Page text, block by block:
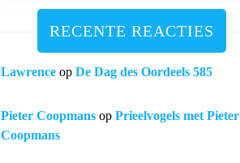
RECENTE REACTIES
Lawrence op De Dag des Oordeels 585
Pieter Coopmans op Prieelvogels met Pieter
Coopmans